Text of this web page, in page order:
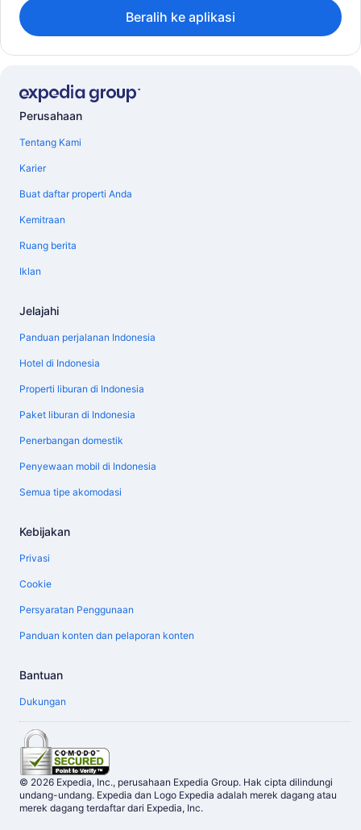
Beralih ke aplikasi
Perusahaan
Tentang Kami
Karier
Buat daftar properti Anda
Kemitraan
Ruang berita
Iklan
Jelajahi
Panduan perjalanan Indonesia
Hotel di Indonesia
Properti liburan di Indonesia
Paket liburan di Indonesia
Penerbangan domestik
Penyewaan mobil di Indonesia
Semua tipe akomodasi
Kebijakan
Privasi
Cookie
Persyaratan Penggunaan
Panduan konten dan pelaporan konten
Bantuan
Dukungan
© 2026 Expedia, Inc., perusahaan Expedia Group. Hak cipta dilindungi
undang-undang. Expedia dan Logo Expedia adalah merek dagang atau
merek dagang terdaftar dari Expedia, Inc.